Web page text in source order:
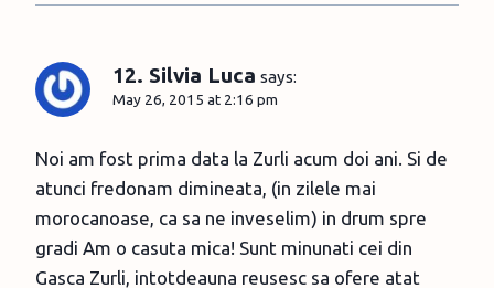
12. Silvia Luca says:
May 26, 2015 at 2:16 pm
Noi am fost prima data la Zurli acum doi ani. Si de
atunci fredonam dimineata, (in zilele mai
morocanoase, ca sa ne inveselim) in drum spre
gradi Am o casuta mica! Sunt minunati cei din
Gasca Zurli, intotdeauna reusesc sa ofere atat